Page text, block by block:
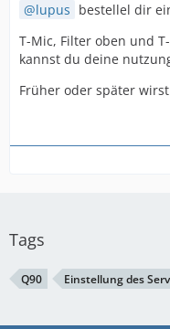
lupus bestellel dir
T-Mic, Filter oben und
kannst du deine
Früher oder später
Tags
Q90 Einstellung des